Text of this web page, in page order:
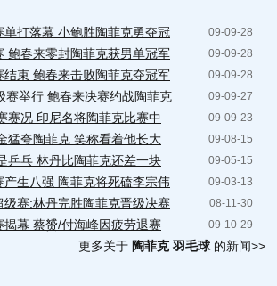
09-09-28
单打落幕 小鲍胜陶菲克勇夺冠
09-09-28
鲍春来零封陶菲克获男单冠军
09-09-28
结束 鲍春来击败陶菲克夺冠军
09-09-27
赛举行 鲍春来决赛约战陶菲克
09-09-23
赛况 印尼名将陶菲克比赛中
09-08-15
猛夸陶菲克 笑称看着他长大
09-05-15
乒乓 林丹比陶菲克还差一块
09-03-13
产生八强 陶菲克将死磕李宗伟
08-11-30
级赛:林丹完胜陶菲克晋级决赛
09-10-29
揭幕 蔡赟/付海峰因疲劳退赛
更多关于 陶菲克 羽毛球 的新闻>>